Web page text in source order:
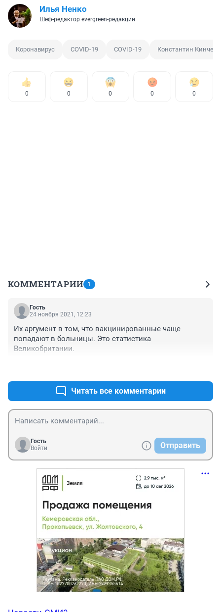
Илья Ненко
Шеф-редактор evergreen-редакции
Коронавирус COVID-19 COVID-19 Константин Кинчев
0 0 0 0 0
КОММЕНТАРИИ 1
Гость
24 ноября 2021, 12:23
Их аргумент в том, что вакцинированные чаще
попадают в больницы. Это статистика
Великобритании.
Читать все комментарии
Гость
Войти
Отправить